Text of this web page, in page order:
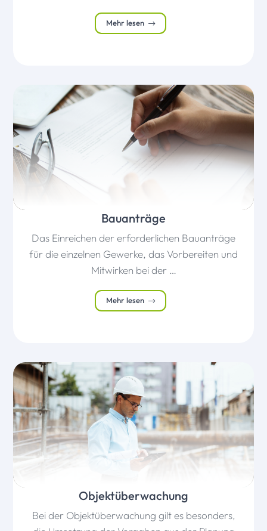
Gebäudeerweiterungen und -umbauten abgewickelt.
Mehr lesen
Bauanträge
Das Einreichen der erforderlichen Bauanträge
für die einzelnen Gewerke, das Vorbereiten und
Mitwirken bei der …
Mehr lesen
Objektüberwachung
Bei der Objektüberwachung gilt es besonders,